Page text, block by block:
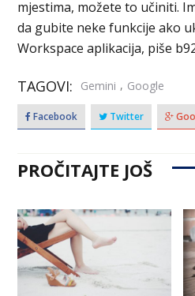
mjestima, možete to učiniti.
da gubite neke funkcije ako
Workspace aplikacija, piše
TAGOVI: Gemini , Google
Facebook Twitter
PROČITAJTE JOŠ